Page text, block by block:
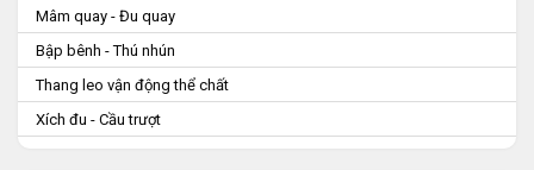
Mâm quay - Đu quay
Bập bênh - Thú nhún
Thang leo vận động thể chất
Xích đu - Cầu trượt